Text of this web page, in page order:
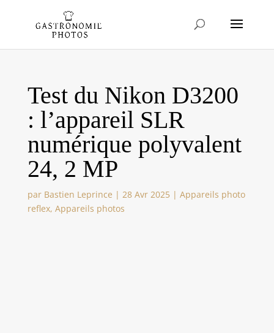
Test du Nikon D3200
: l’appareil SLR
numérique polyvalent
24, 2 MP
par Bastien Leprince | 28 Avr 2025| Appareils photo
reflex, Appareils photos